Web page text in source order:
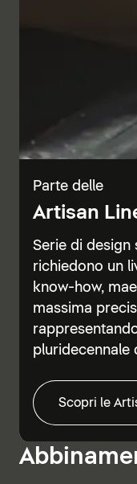
Parte delle
Artisan
Serie di design
richiedono un
know-how,
massima
pluridecennale
Scopri le